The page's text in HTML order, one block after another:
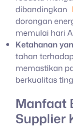
dibandingkan
dorongan
memulai hari
Ketahanan
tahan
memastikan
berkualitas
Manfaat
Supplier